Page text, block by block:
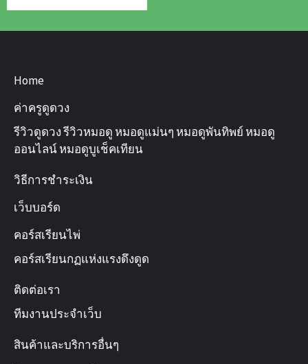
Home
ค่าครูดูดวง
รีวิวดูดวง รีวิวหมอดู หมอดูแม่นๆ หมอดูพันทิพย์ หมอดู
ออนไลน์ หมอดูบูเช็คเทียน
วิธีการชำระเงิน
เว็บบอร์ด
คอร์สเรียนไพ่
คอร์สเรียนกฏแห่งแรงดึงดูด
ติดต่อเรา
ทีมงานประจำเว็บ
สินค้าและบริการอื่นๆ